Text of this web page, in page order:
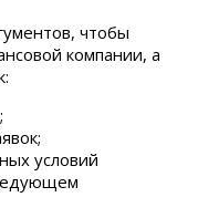
чтобы
компании, а
условий